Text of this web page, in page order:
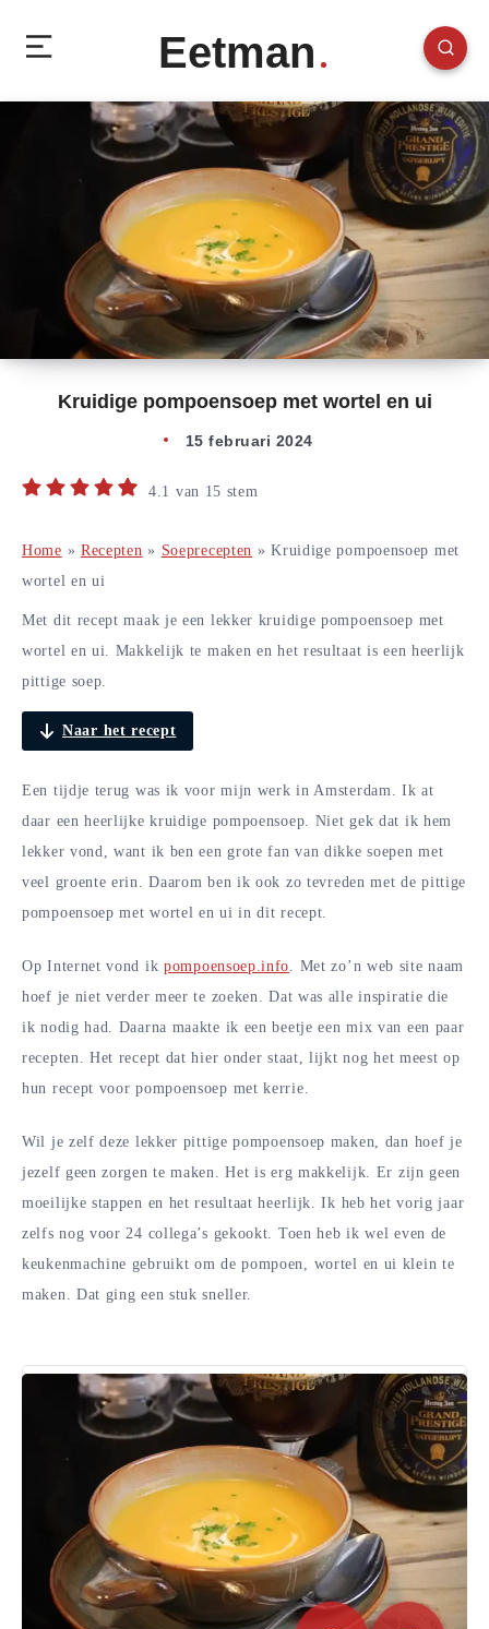
Eetman
Kruidige pompoensoep met wortel en ui
15 februari 2024
4.1 van 15 stem
Home » Recepten » Soeprecepten »Kruidige pompoensoep met
wortel en ui
Met dit recept maak je een lekker kruidige pompoensoep met
wortel en ui. Makkelijk te maken en het resultaat is een heerlijk
pittige soep.
Naar het recept
Een tijdje terug was ik voor mijn werk in Amsterdam. Ik at
daar een heerlijke kruidige pompoensoep. Niet gek dat ik hem
lekker vond, want ik ben een grote fan van dikke soepen met
veel groente erin. Daarom ben ik ook zo tevreden met de pittige
pompoensoep met wortel en ui in dit recept.
Op Internet vond ik pompoensoep.info. Met zo’n web site naam
hoef je niet verder meer te zoeken. Dat was alle inspiratie die
ik nodig had. Daarna maakte ik een beetje een mix van een paar
recepten. Het recept dat hier onder staat, lijkt nog het meest op
hun recept voor pompoensoep met kerrie.
Wil je zelf deze lekker pittige pompoensoep maken, dan hoef je
jezelf geen zorgen te maken. Het is erg makkelijk. Er zijn geen
moeilijke stappen en het resultaat heerlijk. Ik heb het vorig jaar
zelfs nog voor 24 collega’s gekookt. Toen heb ik wel even de
keukenmachine gebruikt om de pompoen, wortel en ui klein te
maken. Dat ging een stuk sneller.